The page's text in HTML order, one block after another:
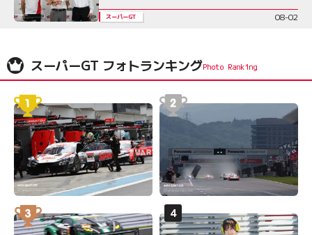
スーパーGT 08-02
スーパーGT フォトランキング